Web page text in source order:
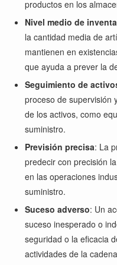
productos en los
Nivel medio de
la cantidad media de
mantienen en
que ayuda a prever la
Seguimiento de
proceso de supervisión
de los activos, como
suministro.
Previsión precisa: La
predecir con precisión
en las operaciones
suministro.
Suceso adverso: Un
suceso inesperado o
seguridad o la eficacia
actividades de la